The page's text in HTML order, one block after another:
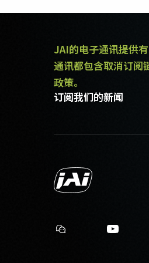
JAI的电子通讯提供
通讯都包含取消订阅
政策。
订阅我们的新闻